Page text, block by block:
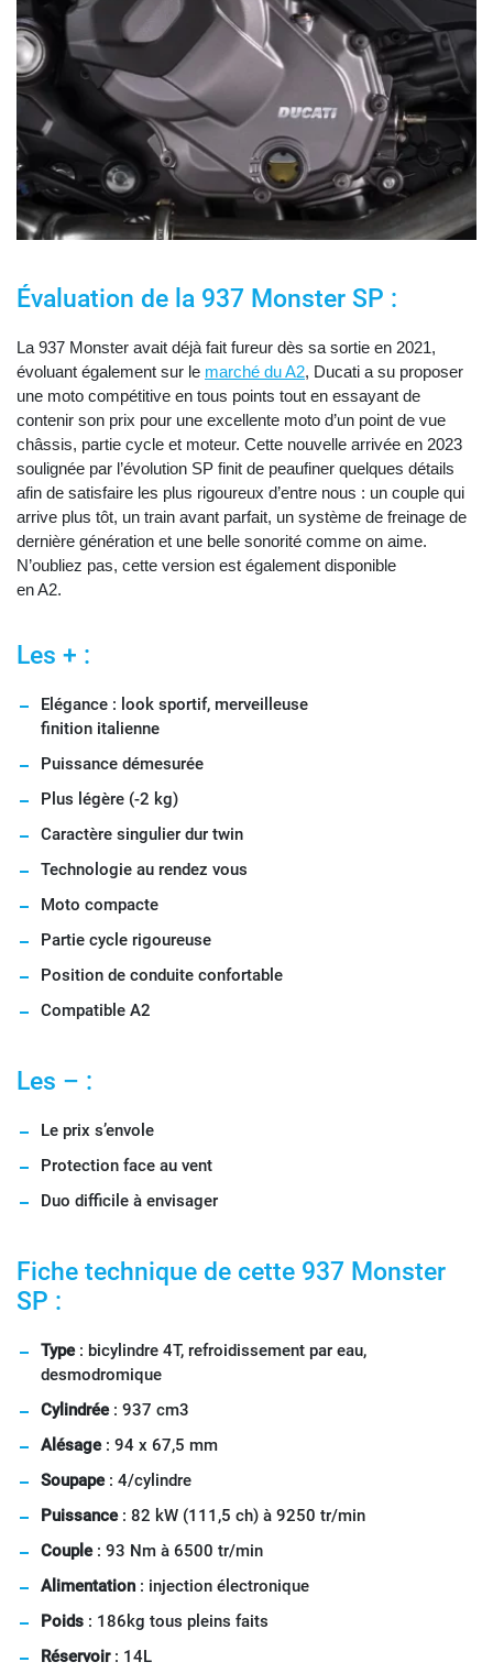
Évaluation de la 937 Monster SP :
La 937 Monster avait déjà fait fureur dès sa sortie en 2021,
évoluant également sur le marché du A2, Ducati a su proposer
une moto compétitive en tous points tout en essayant de
contenir son prix pour une excellente moto d’un point de vue
châssis, partie cycle et moteur. Cette nouvelle arrivée en 2023
soulignée par l’évolution SP finit de peaufiner quelques détails
afin de satisfaire les plus rigoureux d’entre nous : un couple qui
arrive plus tôt, un train avant parfait, un système de freinage de
dernière génération et une belle sonorité comme on aime.
N’oubliez pas, cette version est également disponible
en A2.
Les + :
Elégance : look sportif, merveilleuse
finition italienne
Puissance démesurée
Plus légère (-2 kg)
Caractère singulier dur twin
Technologie au rendez vous
Moto compacte
Partie cycle rigoureuse
Position de conduite confortable
Compatible A2
Les – :
Le prix s’envole
Protection face au vent
Duo difficile à envisager
Fiche technique de cette 937 Monster
SP :
Type : bicylindre 4T, refroidissement par eau,
desmodromique
Cylindrée: 937 cm3
Alésage: 94 x 67,5 mm
Soupape : 4/cylindre
Puissance : 82 kW (111,5 ch) à 9250 tr/min
Couple : 93 Nm à 6500 tr/min
Alimentation : injection électronique
Poids : 186kg tous pleins faits
Réservoir : 14L